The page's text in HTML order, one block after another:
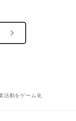
活動をゲーム化